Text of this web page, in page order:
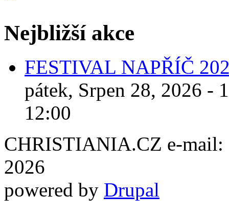
Nejbližší akce
FESTIVAL NAPŘÍČ
pátek, Srpen 28, 2026 -
12:00
CHRISTIANIA.CZ e-mail:
2026
powered by Drupal